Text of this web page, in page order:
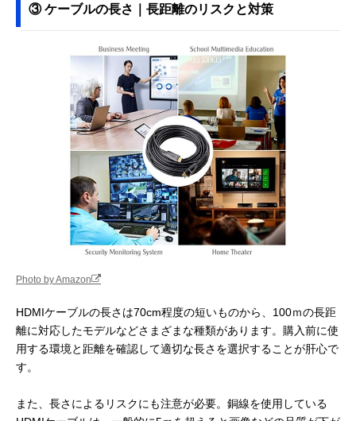
Amazonで見る
とで収納しやすいタイ
ント。
カールコードタイ
Amazonで見る
伸縮自在で、動きにあ
わせて伸ばすことが可
能。一眼レフカメラと
外部モニターを接続す
るのに適したタイプ。
③ ケーブルの長さ｜長距離のリスクと対策
Photo by Amazon
HDMIケーブルの長さは70cm程度の短いものから、100ｍの長距
離に対応したモデルなどさまざまな種類があります。購入前に使
用する環境と距離を確認して適切な長さを選択することが肝心で
す。
また、長さによるリスクにも注意が必要。銅線を使用している